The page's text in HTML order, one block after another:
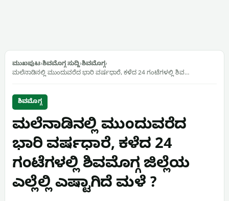
ಮುಖಪುಟ›ಶಿವಮೊಗ್ಗ ಸುದ್ದಿ›ಶಿವಮೊಗ್ಗ›
ಮಲೆನಾಡಿನಲ್ಲಿ ಮುಂದುವರೆದ ಭಾರಿ ವರ್ಷಧಾರೆ, ಕಳೆದ 24 ಗಂಟೆಗಳಲ್ಲಿ ಶಿವ…
ಶಿವಮೊಗ್ಗ
ಮಲೆನಾಡಿನಲ್ಲಿ ಮುಂದುವರೆದ
ಭಾರಿ ವರ್ಷಧಾರೆ, ಕಳೆದ 24
ಗಂಟೆಗಳಲ್ಲಿ ಶಿವಮೊಗ್ಗ ಜಿಲ್ಲೆಯ
ಎಲ್ಲೆಲ್ಲಿ ಎಷ್ಟಾಗಿದೆ ಮಳೆ ?